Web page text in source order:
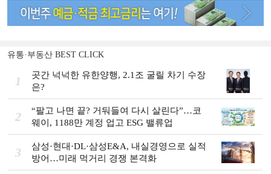
유통·부동산 BEST CLICK
1
곳간 넉넉한 유한양행, 2.1조 굴릴 차기 수장
은?
2
“팔고 나면 끝? 거둬들여 다시 살린다”…코
웨이, 1188만 계정 업고 ESG 밸류업
3
삼성·현대·DL·삼성E&A, 내실경영으로 실적
방어…미래 먹거리 경쟁 본격화